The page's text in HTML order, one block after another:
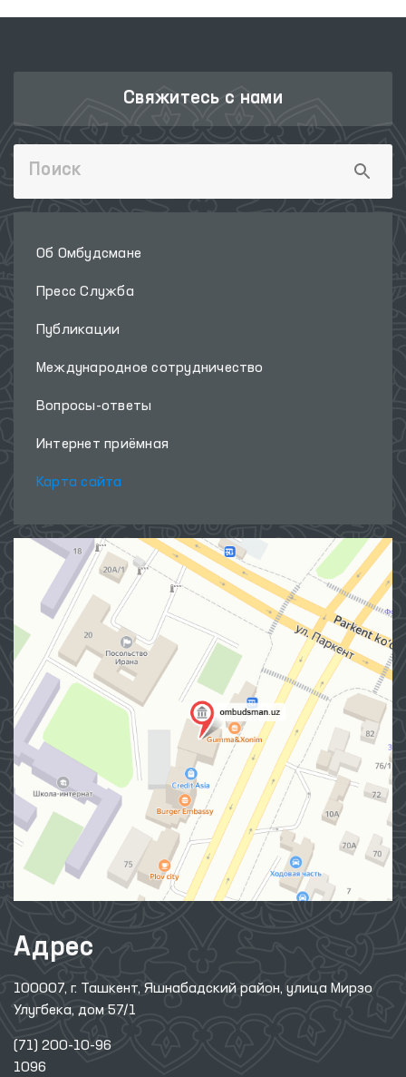
Свяжитесь с нами
Об Омбудсмане
Пресс Служба
Публикации
Международное сотрудничество
Вопросы-ответы
Интернет приёмная
Карта сайта
Адрес
100007, г. Ташкент, Яшнабадский район, улица Мирзо
Улугбека, дом 57/1
(71) 200-10-96
1096